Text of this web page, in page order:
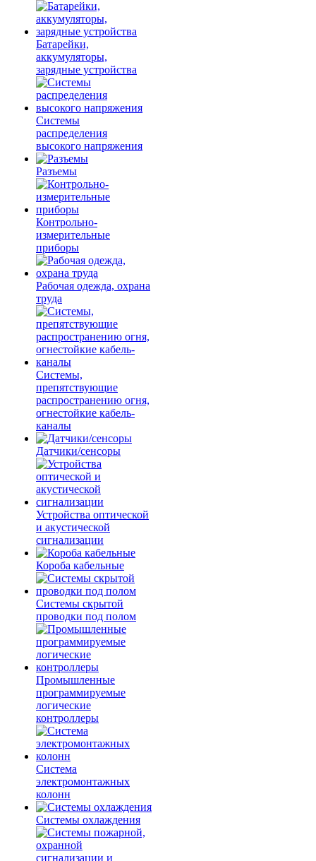
Батарейки,
аккумуляторы,
зарядные устройства
Системы
распределения
высокого напряжения
Разъемы
Контрольно-
измерительные
приборы
Рабочая одежда, охрана
труда
Системы,
препятствующие
распространению огня,
огнестойкие кабель-
каналы
Датчики/сенсоры
Устройства оптической
и акустической
сигнализации
Короба кабельные
Системы скрытой
проводки под полом
Промышленные
программируемые
логические
контроллеры
Система
электромонтажных
колонн
Системы охлаждения